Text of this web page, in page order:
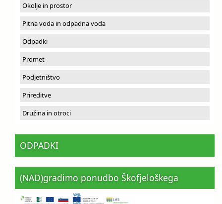
Okolje in prostor
Pitna voda in odpadna voda
Odpadki
Promet
Podjetništvo
Prireditve
Družina in otroci
ODPADKI
(NAD)gradimo ponudbo Škofjeloškega